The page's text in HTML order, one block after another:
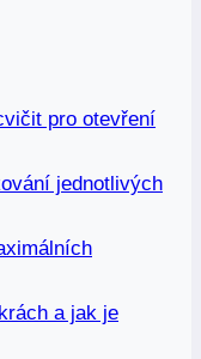
pro otevření
jednotlivých
a jak je